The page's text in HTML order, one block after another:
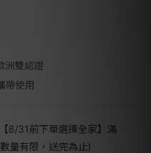
洲雙認證
帶使用
8/31前下單選擇全家】滿
量有限，送完為止)